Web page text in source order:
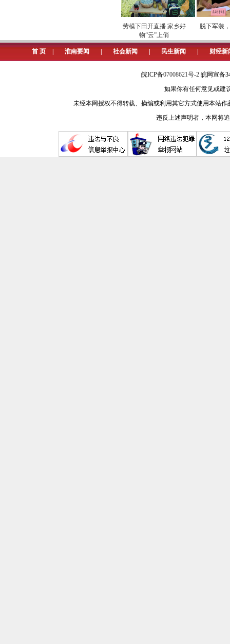
接电后，淮河早报、淮南网记
械和施工人员正紧张地忙碌着。现
铺沥青砼面层，完善树池设置，拆除
对于洞山小街绿化树木的去留
网记者：“洞山小街道路两边的法国
原地保留方法处置。在道路封闭的第
劳模下田开直播 家乡好
物“云”上俏
脱下军装，
首 页 淮南要闻 社会新闻 民生新闻 财经新
皖ICP备07008621号-2 皖网宣备
如果你有任何意见或建
未经本网授权不得转载、摘编或利用其它方式使用本站
违反上述声明者，本网将